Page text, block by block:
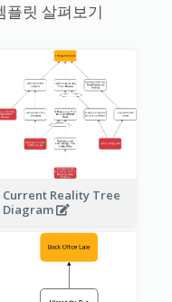
플릿 살펴보기
Current Reality Tree
Diagram